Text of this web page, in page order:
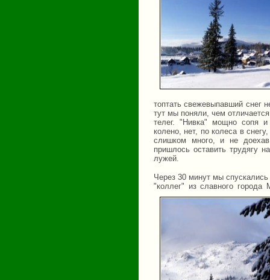
топтать свежевыпавший
тут мы поняли, чем
телег. "Нивка" мощно сопя
колено, нет, по колеса в
слишком много, и не
пришлось оставить трудягу
лужей.
Через 30 минут мы
"коллег" из славного